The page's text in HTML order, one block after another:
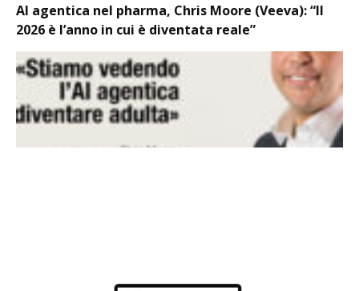
AI agentica nel pharma, Chris Moore (Veeva): “Il
2026 è l’anno in cui è diventata reale”